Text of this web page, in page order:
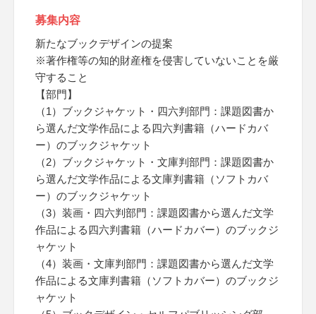
募集内容
新たなブックデザインの提案
※著作権等の知的財産権を侵害していないことを厳
守すること
【部門】
（1）ブックジャケット・四六判部門：課題図書か
ら選んだ文学作品による四六判書籍（ハードカバ
ー）のブックジャケット
（2）ブックジャケット・文庫判部門：課題図書か
ら選んだ文学作品による文庫判書籍（ソフトカバ
ー）のブックジャケット
（3）装画・四六判部門：課題図書から選んだ文学
作品による四六判書籍（ハードカバー）のブックジ
ャケット
（4）装画・文庫判部門：課題図書から選んだ文学
作品による文庫判書籍（ソフトカバー）のブックジ
ャケット